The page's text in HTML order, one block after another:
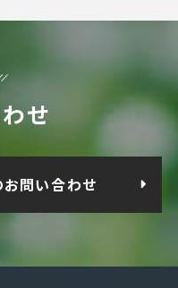
せ
お問い合わせ